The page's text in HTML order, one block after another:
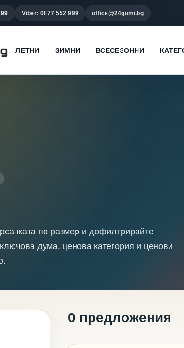
Viber: 0877 552 999 office@24gumi.bg
ЛЕТНИ ЗИМНИ ВСЕСЕЗОННИ
по размер и дофилтрирайте
дума, ценова категория и ценови
0 предложения